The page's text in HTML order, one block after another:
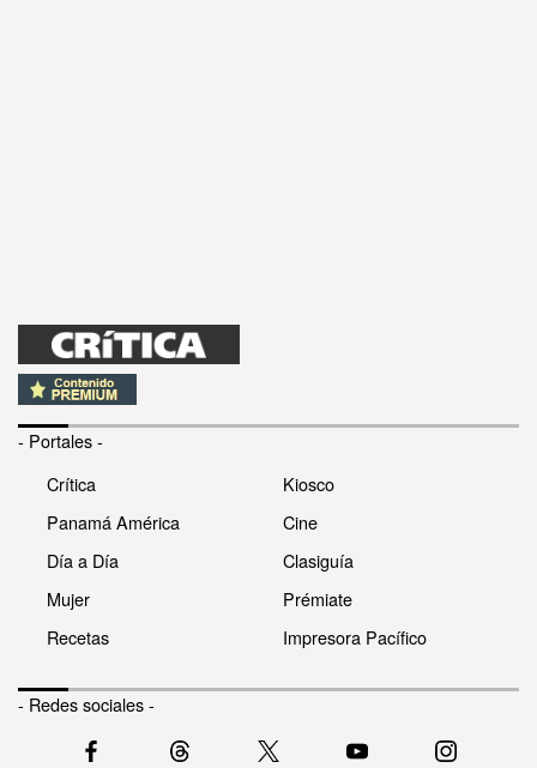
- Portales -
Crítica
Panamá América
Día a Día
Mujer
Recetas
Kiosco
Cine
Clasiguía
Prémiate
Impresora Pacífico
- Redes sociales -